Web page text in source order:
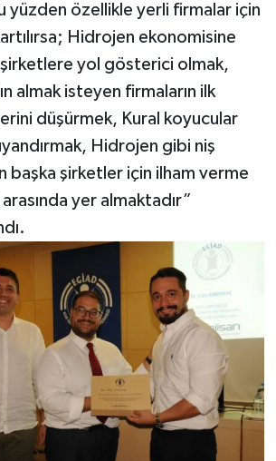
yüzden özellikle yerli firmalar için
Hidrojen ekonomisine
yol gösterici olmak,
almak isteyen firmaların ilk
düşürmek, Kural koyucular
Hidrojen gibi niş
başka şirketler için ilham verme
yer almaktadır”